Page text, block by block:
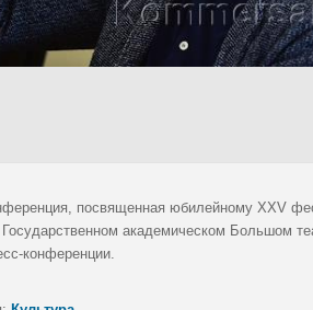
посвященная юбилейному XXV
академическом Большом
конференции.